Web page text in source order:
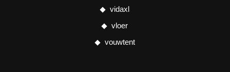
vidaxl
vloer
vouwtent